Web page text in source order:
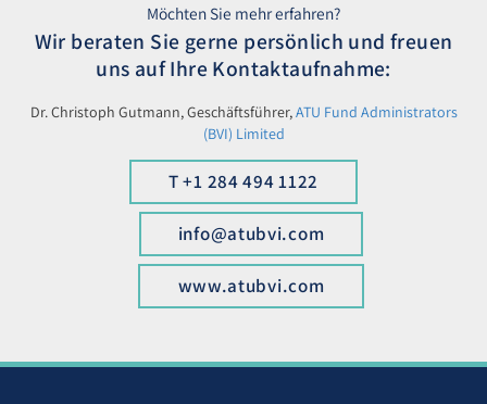
Möchten Sie mehr erfahren?
Wir beraten Sie gerne persönlich und freuen
uns auf Ihre Kontaktaufnahme:
Dr. Christoph Gutmann, Geschäftsführer,ATU Fund Administrators
(BVI) Limited
T +1 284 494 1122
info@atubvi.com
www.atubvi.com